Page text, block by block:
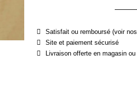
Satisfait ou remboursé (voir
Site et paiement sécurisé
Livraison offerte en magasin